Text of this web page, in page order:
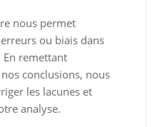
nous permet
ou biais dans
remettant
conclusions, nous
les lacunes et
analyse.